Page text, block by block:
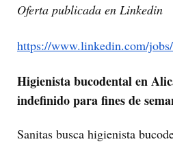
Oferta publicada en Linkedin
https://www.linkedin.com/
Higienista bucodental en
indefinido para fines de
Sanitas busca higienista